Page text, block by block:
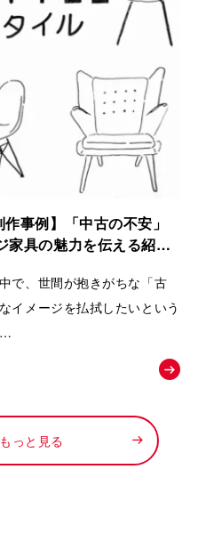
事例】「中古の不安」
家具の魅力を伝える紹介
で、世間が抱きがちな「古
イメージを払拭したいという
まれる「新品以上の価値」
」というお店からの新しい提
た。
っと見る